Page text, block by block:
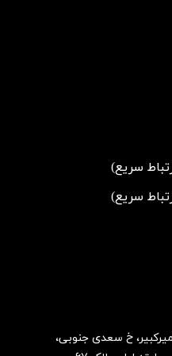
خ سعدی جنوبی،
سریع)
سریع)